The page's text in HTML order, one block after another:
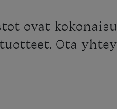
ovat
Ota